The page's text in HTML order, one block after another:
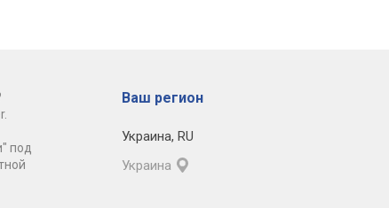
под
Ваш регион
Украина, RU
Украина